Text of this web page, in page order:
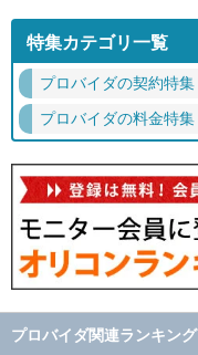
特集カテゴリ一覧
プロバイダの契約特集
プロバイダの料金特集
プロバイダ関連ランキング